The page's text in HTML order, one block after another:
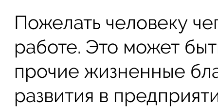
Пожелать человеку
работе. Это может
прочие жизненные
развития в